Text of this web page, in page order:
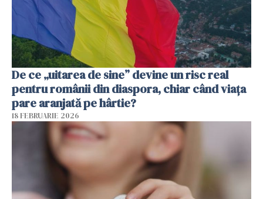
De ce „uitarea de sine” devine un risc real
pentru românii din diaspora, chiar când viața
pare aranjată pe hârtie?
18 FEBRUARIE 2026